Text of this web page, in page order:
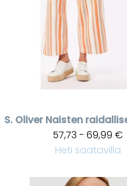
S. Oliver Naisten
57,73 - 69,99 €
Heti saatavilla